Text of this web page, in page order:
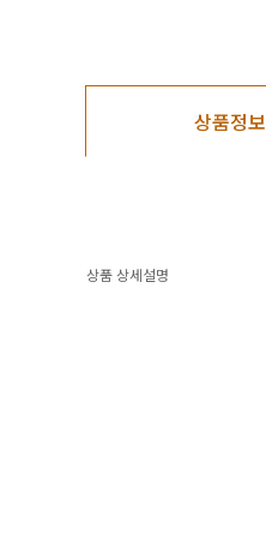
상품정보
상품 상세설명